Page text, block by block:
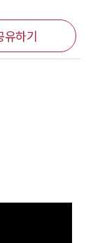
유하기